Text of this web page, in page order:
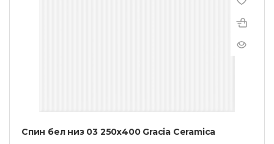
Спин бел низ 03 250х400 Gracia Ceramica